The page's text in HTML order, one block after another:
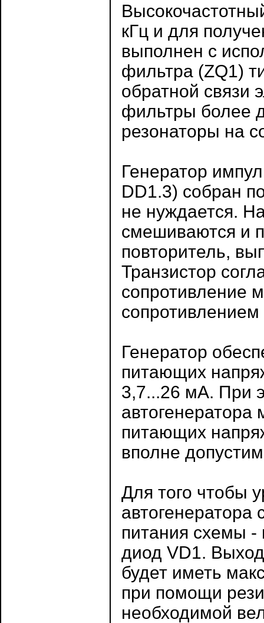
кГц и для
выполнен с
фильтра (ZQ1)
обратной связи
фильтры более
резонаторы на
Генератор
DD1.3) собран
не нуждается.
смешиваются и
повторитель,
Транзистор
сопротивление
сопротивлением
Генератор
питающих
3,7...26 мА. При
автогенератора
питающих
вполне
Для того чтобы
автогенератора
питания схемы -
диод VD1.
будет иметь
при помощи
необходимой